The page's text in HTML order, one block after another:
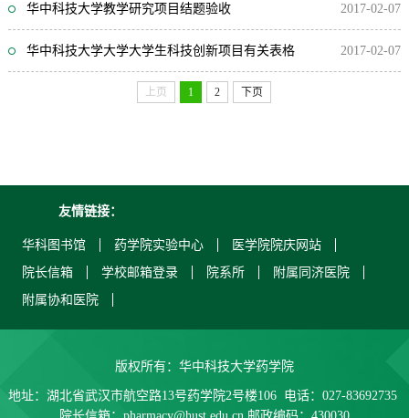
华中科技大学教学研究项目结题验收 2017-02-07
华中科技大学大学大学生科技创新项目有关表格 2017-02-07
上页 1 2 下页
友情链接：
华科图书馆 药学院实验中心
医学院院庆网站
院长信箱
学校邮箱登录 院系所
附属同济医院
附属协和医院
版权所有：华中科技大学药学院
地址：湖北省武汉市航空路13号药学院2号楼106 电话：027-83692735